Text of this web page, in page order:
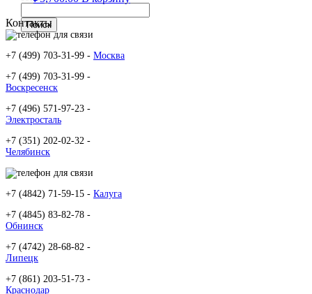
Контакты
+7 (499) 703-31-99 - Москва
+7 (499) 703-31-99 -
Воскресенск
+7 (496) 571-97-23 -
Электросталь
+7 (351) 202-02-32 -
Челябинск
+7 (4842) 71-59-15 - Калуга
+7 (4845) 83-82-78 -
Обнинск
+7 (4742) 28-68-82 -
Липецк
+7 (861) 203-51-73 -
Краснодар